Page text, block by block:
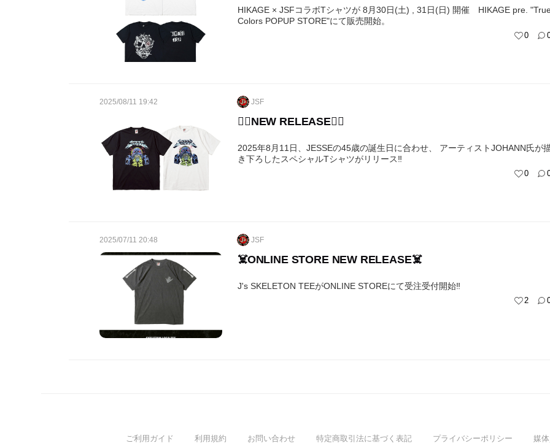
HIKAGE × JSFコラボTシャツが 8月30日(土) , 31日(日) 開催 HIKAGE pre.
Colors POPUP STORE"にて販売開始。
0
2025/08/11 19:42 JSF
❤️‍🔥NEW RELEASE❤️‍🔥
2025年8月11日、JESSEの45歳の誕生日に合わせ、 アーティストJOHANN氏が
き下ろしたスペシャルTシャツがリリース‼️
0
2025/07/11 20:48 JSF
☠️ONLINE STORE NEW RELEASE☠️
J's SKELETON TEEがONLINE STOREにて受注受付開始‼︎
2
ご利用ガイド 利用規約 お問い合わせ 特定商取引法に基づく表記 プライバシーポリシー 媒